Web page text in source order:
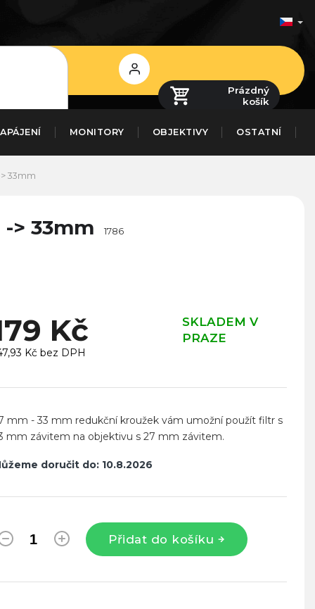
Přihlášení
Prázdný
košík
MONITORY OBJEKTIVY OSTATNÍ
33mm
> 33mm 1786
Kč
SKLADEM V
PRAZE
Kč bez DPH
doručit do: 10.8.2026
Přidat do košíku
mm - 33 mm redukční kroužek vám umožní použít filtr s
mm závitem na objektivu s 27 mm závitem.